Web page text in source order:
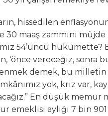
hissedilen
30 maaş zammını
54’üncü hükümette?
‘önce vereceğiz, sonra
demek, bu milletin
yok, kriz var,
En düşük memur
emeklisi aylığı 7 bin